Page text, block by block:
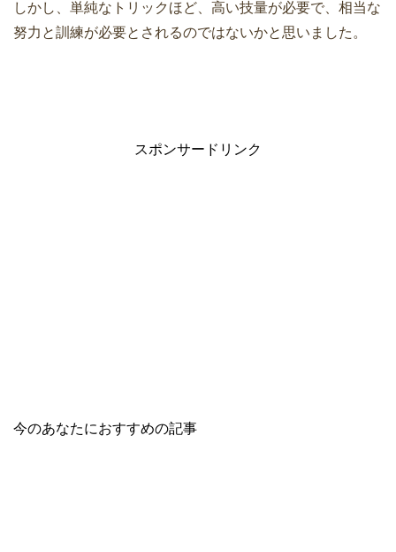
しかし、単純なトリックほど、高い技量が必要で、相当な
努力と訓練が必要とされるのではないかと思いました。
スポンサードリンク
今のあなたにおすすめの記事